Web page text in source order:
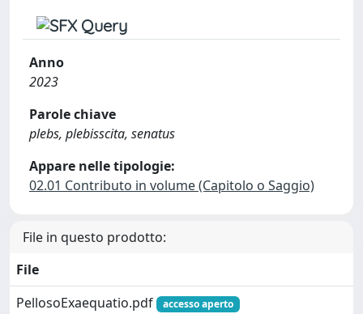
Anno
2023
Parole chiave
plebs, plebisscita, senatus
Appare nelle tipologie:
02.01 Contributo in volume (Capitolo o Saggio)
File in questo prodotto:
File
PellosoExaequatio.pdf
accesso aperto